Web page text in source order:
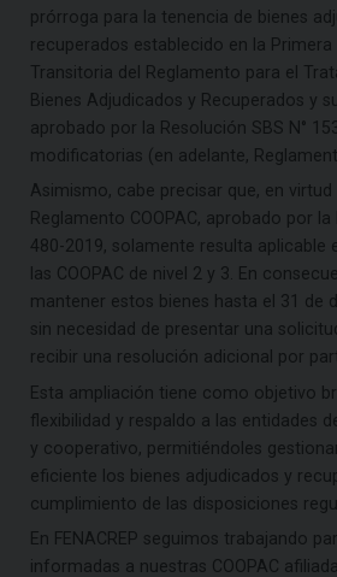
prórroga para la tenencia de bienes
recuperados establecido en la Primera
Transitoria del Reglamento para el
Bienes Adjudicados y Recuperados y
aprobado por la Resolución SBS N°
modificatorias (en adelante,
Asimismo, cabe precisar que, en virtud
Reglamento COOPAC, aprobado por la
480-2019, solamente resulta aplicable
las COOPAC de nivel 2 y 3. En
mantener estos bienes hasta el 31 de
sin necesidad de presentar una
recibir una resolución adicional por
Esta ampliación tiene como objetivo
flexibilidad y respaldo a las entidades
y cooperativo, permitiéndoles
eficiente los bienes adjudicados y
cumplimiento de las disposiciones
En FENACREP seguimos trabajando
informadas a nuestras COOPAC